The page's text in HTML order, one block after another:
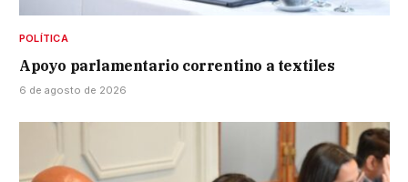
POLÍTICA
Apoyo parlamentario correntino a textiles
6 de agosto de 2026